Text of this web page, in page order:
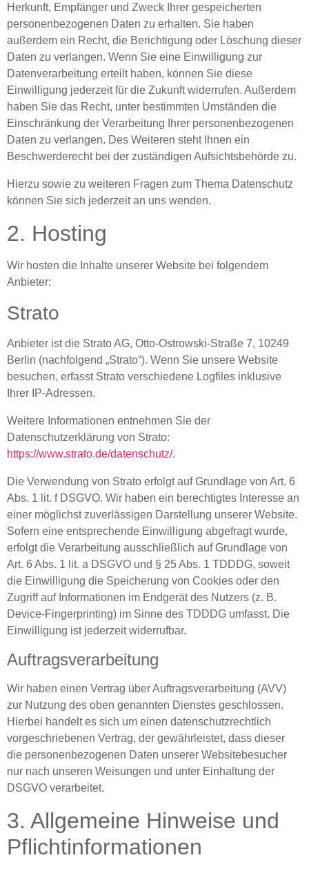
Herkunft, Empfänger und Zweck Ihrer gespeicherten
personenbezogenen Daten zu erhalten. Sie haben
außerdem ein Recht, die Berichtigung oder Löschung dieser
Daten zu verlangen. Wenn Sie eine Einwilligung zur
Datenverarbeitung erteilt haben, können Sie diese
Einwilligung jederzeit für die Zukunft widerrufen. Außerdem
haben Sie das Recht, unter bestimmten Umständen die
Einschränkung der Verarbeitung Ihrer personenbezogenen
Daten zu verlangen. Des Weiteren steht Ihnen ein
Beschwerderecht bei der zuständigen Aufsichtsbehörde zu.
Hierzu sowie zu weiteren Fragen zum Thema Datenschutz
können Sie sich jederzeit an uns wenden.
2. Hosting
Wir hosten die Inhalte unserer Website bei folgendem
Anbieter:
Strato
Anbieter ist die Strato AG, Otto-Ostrowski-Straße 7, 10249
Berlin (nachfolgend „Strato“). Wenn Sie unsere Website
besuchen, erfasst Strato verschiedene Logfiles inklusive
Ihrer IP-Adressen.
Weitere Informationen entnehmen Sie der
Datenschutzerklärung von Strato:
https://www.strato.de/datenschutz/.
Die Verwendung von Strato erfolgt auf Grundlage von Art. 6
Abs. 1 lit. f DSGVO. Wir haben ein berechtigtes Interesse an
einer möglichst zuverlässigen Darstellung unserer Website.
Sofern eine entsprechende Einwilligung abgefragt wurde,
erfolgt die Verarbeitung ausschließlich auf Grundlage von
Art. 6 Abs. 1 lit. a DSGVO und § 25 Abs. 1 TDDDG, soweit
die Einwilligung die Speicherung von Cookies oder den
Zugriff auf Informationen im Endgerät des Nutzers (z. B.
Device-Fingerprinting) im Sinne des TDDDG umfasst. Die
Einwilligung ist jederzeit widerrufbar.
Auftragsverarbeitung
Wir haben einen Vertrag über Auftragsverarbeitung (AVV)
zur Nutzung des oben genannten Dienstes geschlossen.
Hierbei handelt es sich um einen datenschutzrechtlich
vorgeschriebenen Vertrag, der gewährleistet, dass dieser
die personenbezogenen Daten unserer Websitebesucher
nur nach unseren Weisungen und unter Einhaltung der
DSGVO verarbeitet.
3. Allgemeine Hinweise und
Pflicht­informationen